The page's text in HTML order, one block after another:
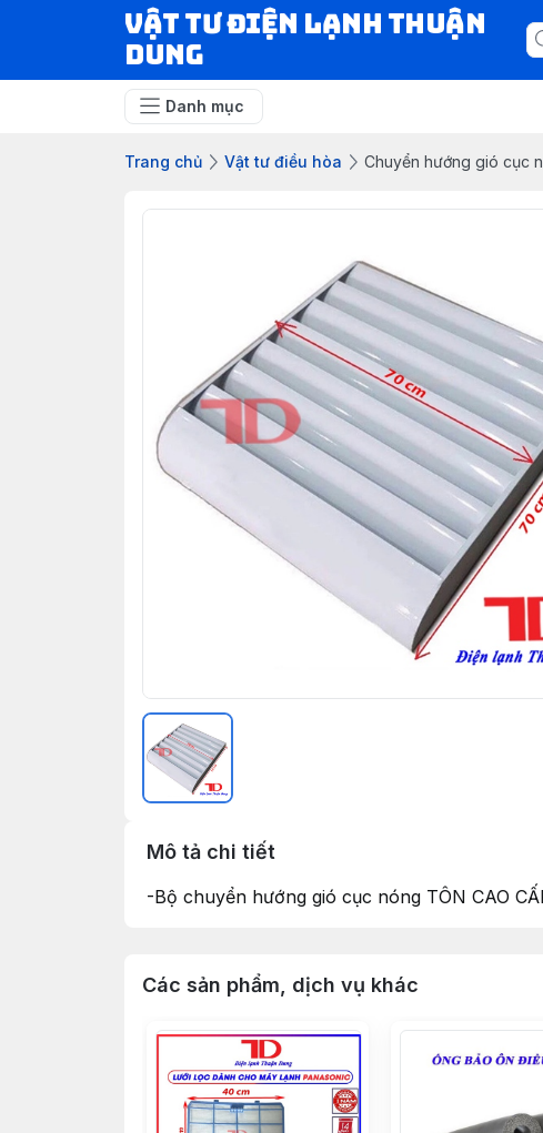
VẬT TƯ ĐIỆN LẠNH THUẬN
DUNG
Danh mục
Trang chủ Vật tư điều hòa Chuyển hướng gió cục
Mô tả chi tiết
-Bộ chuyển hướng gió cục nóng TÔN CAO
Các sản phẩm, dịch vụ khác